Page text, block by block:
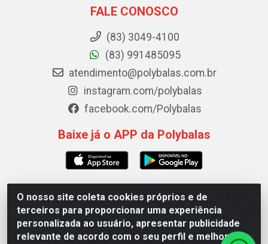
O nosso site coleta cookies próprios e de
terceiros para proporcionar uma experiência
personalizada ao usuário, apresentar publicidade
relevante de acordo com o seu perfil e melhorar a
FALE CONOSCO
(83) 3049-4100
(83) 991485095
atendimento@polybalas.com.br
instagram.com/polybalas
facebook.com/Polybalas
Baixe já o APP da Polybalas
Polybalas - Rua João Miguel de Souza, 173 Galpão B -
Ernesto Geisel, João Pessoa/PB - CEP 58.075-075 - CNPJ
00.909.327/0002-61